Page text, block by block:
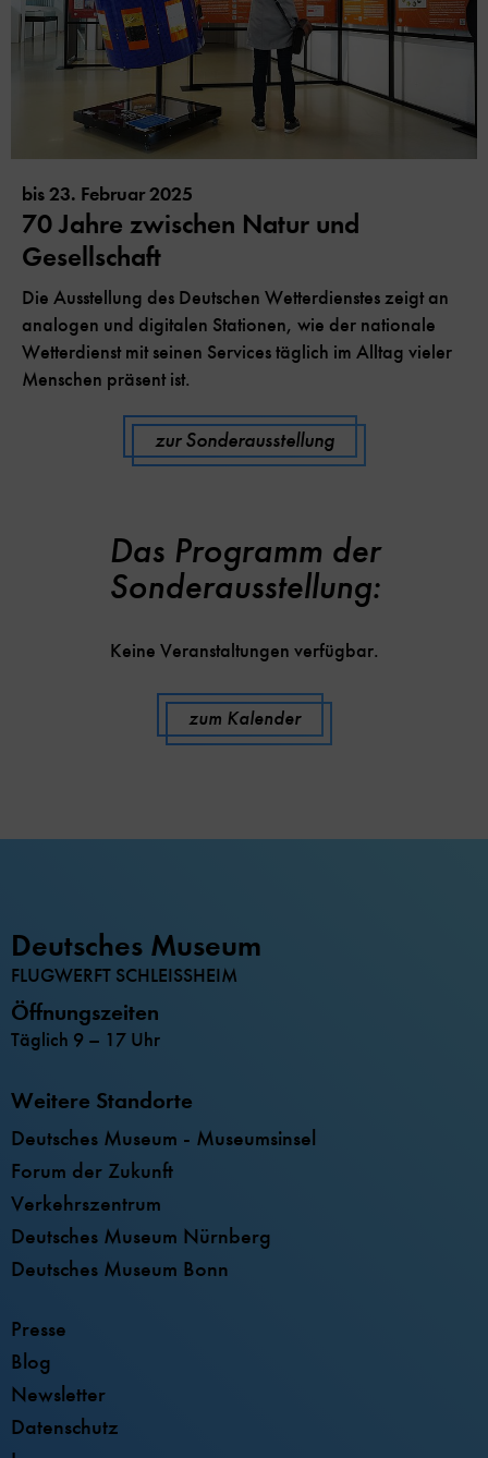
bis 23. Februar 2025
70 Jahre zwischen Natur und
Gesellschaft
Die Ausstellung des Deutschen Wetterdienstes zeigt an
analogen und digitalen Stationen, wie der nationale
Wetterdienst mit seinen Services täglich im Alltag vieler
Menschen präsent ist.
zur Sonderausstellung
Das Programm der
Sonderausstellung:
Keine Veranstaltungen verfügbar.
zum Kalender
Deutsches Museum
FLUGWERFT SCHLEISSHEIM
Öffnungszeiten
Täglich 9 – 17 Uhr
Weitere Standorte
Deutsches Museum - Museumsinsel
Forum der Zukunft
Verkehrszentrum
Deutsches Museum Nürnberg
Deutsches Museum Bonn
Presse
Blog
Newsletter
Datenschutz